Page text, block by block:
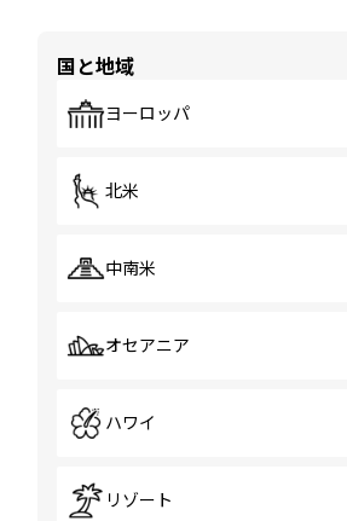
国と地域
ヨーロッパ
北米
中南米
オセアニア
ハワイ
リゾート